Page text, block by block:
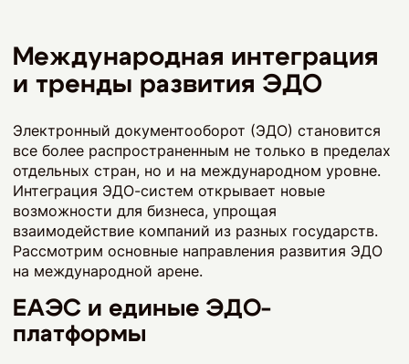
Международная интеграция
и тренды развития ЭДО
Электронный документооборот (ЭДО) становится
все более распространенным не только в пределах
отдельных стран, но и на международном уровне.
Интеграция ЭДО-систем открывает новые
возможности для бизнеса, упрощая
взаимодействие компаний из разных государств.
Рассмотрим основные направления развития ЭДО
на международной арене.
ЕАЭС и единые ЭДО-
платформы